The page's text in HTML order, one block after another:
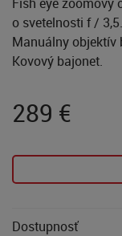
o svetelnosti f /
Manuálny objektív
Kovový bajonet.
289 €
Dostupnosť